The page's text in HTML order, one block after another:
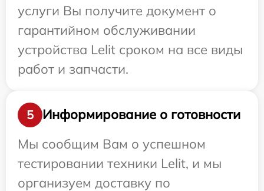
услуги Вы получите документ о
гарантийном обслуживании
устройства Lelit сроком на все виды
работ и запчасти.
5
Информирование о готовности
Мы сообщим Вам о успешном
тестировании техники Lelit, и мы
организуем доставку по